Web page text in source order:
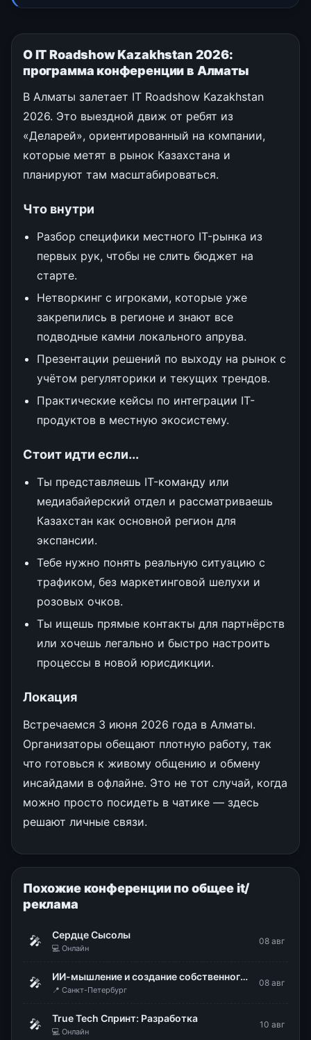
О IT Roadshow Kazakhstan 2026:
программа конференции в Алматы
В Алматы залетает IT Roadshow Kazakhstan
2026. Это выездной движ от ребят из
«Деларей», ориентированный на компании,
которые метят в рынок Казахстана и
планируют там масштабироваться.
Что внутри
Разбор специфики местного IT-рынка из
первых рук, чтобы не слить бюджет на
старте.
Нетворкинг с игроками, которые уже
закрепились в регионе и знают все
подводные камни локального апрува.
Презентации решений по выходу на рынок с
учётом регуляторики и текущих трендов.
Практические кейсы по интеграции IT-
продуктов в местную экосистему.
Стоит идти если...
Ты представляешь IT-команду или
медиабайерский отдел и рассматриваешь
Казахстан как основной регион для
экспансии.
Тебе нужно понять реальную ситуацию с
трафиком, без маркетинговой шелухи и
розовых очков.
Ты ищешь прямые контакты для партнёрств
или хочешь легально и быстро настроить
процессы в новой юрисдикции.
Локация
Встречаемся 3 июня 2026 года в Алматы.
Организаторы обещают плотную работу, так
что готовься к живому общению и обмену
инсайдами в офлайне. Это не тот случай, когда
можно просто посидеть в чатике — здесь
решают личные связи.
Похожие конференции по общее it/
реклама
🎤 Сердце Сысолы
💻 Онлайн
08 авг
🎤 ИИ-мышление и создание собственного проекта
📍 Санкт-Петербург
08 авг
🎤 True Tech Спринт: Разработка
💻 Онлайн
10 авг